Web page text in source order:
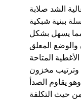
الشد صلابة
ببنية شبكية
يسهل بشكل
والوضع المعلق
المتاحة
وترتيب مخزون
يقاوم الصدأ
حيث التكلفة